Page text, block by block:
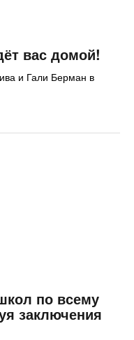
вас домой!
и Гали Берман в
по всему
заключения